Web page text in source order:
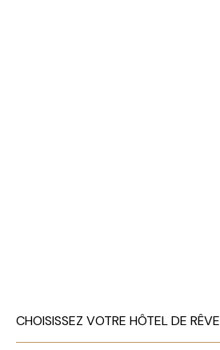
CHOISISSEZ VOTRE HÔTEL DE RÊVE